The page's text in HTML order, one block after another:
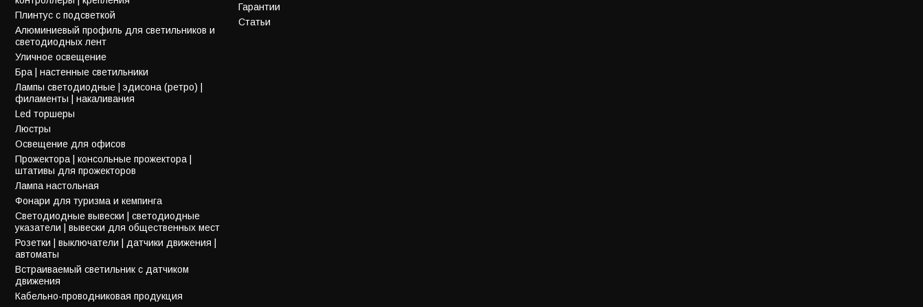
Плинтус с подсветкой
Алюминиевый профиль для светильников и
светодиодных лент
Уличное освещение
Бра | настенные светильники
Лампы светодиодные | эдисона (ретро) |
филаменты | накаливания
Led торшеры
Люстры
Освещение для офисов
Прожектора | консольные прожектора |
штативы для прожекторов
Лампа настольная
Фонари для туризма и кемпинга
Светодиодные вывески | светодиодные
указатели | вывески для общественных мест
Розетки | выключатели | датчики движения |
автоматы
Встраиваемый светильник с датчиком
движения
Кабельно-проводниковая продукция
Гарантии
Статьи